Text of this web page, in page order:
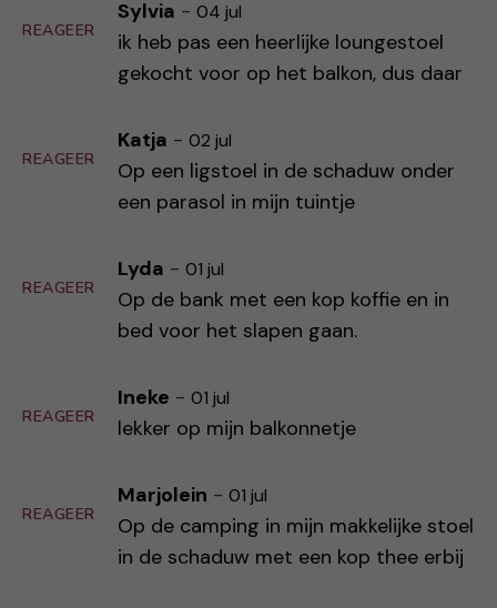
REAGEER
Sylvia - 04 jul
ik heb pas een heerlijke loungestoel
gekocht voor op het balkon, dus daar
REAGEER
Katja - 02 jul
Op een ligstoel in de schaduw onder
een parasol in mijn tuintje
REAGEER
Lyda - 01 jul
Op de bank met een kop koffie en in
bed voor het slapen gaan.
REAGEER
Ineke - 01 jul
lekker op mijn balkonnetje
REAGEER
Marjolein - 01 jul
Op de camping in mijn makkelijke stoel
in de schaduw met een kop thee erbij